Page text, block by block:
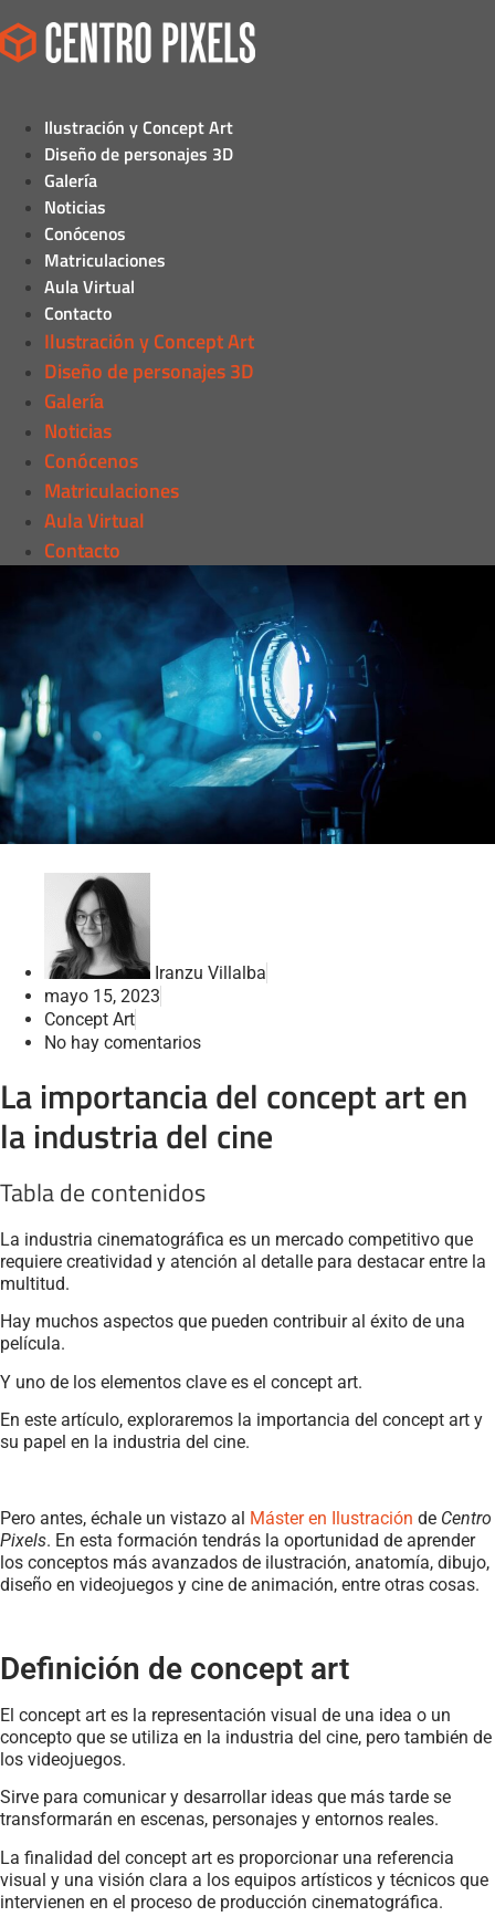
Ilustración y Concept Art
Diseño de personajes 3D
Galería
Noticias
Conócenos
Matriculaciones
Aula Virtual
Contacto
Ilustración y Concept Art
Diseño de personajes 3D
Galería
Noticias
Conócenos
Matriculaciones
Aula Virtual
Contacto
Iranzu Villalba
mayo 15, 2023
Concept Art
No hay comentarios
La importancia del concept art en
la industria del cine
Tabla de contenidos
La industria cinematográfica es un mercado competitivo que
requiere creatividad y atención al detalle para destacar entre la
multitud.
Hay muchos aspectos que pueden contribuir al éxito de una
película.
Y uno de los elementos clave es el concept art.
En este artículo, exploraremos la importancia del concept art y
su papel en la industria del cine.
Pero antes, échale un vistazo al Máster en Ilustración de Centro
Pixels. En esta formación tendrás la oportunidad de aprender
los conceptos más avanzados de ilustración, anatomía, dibujo,
diseño en videojuegos y cine de animación, entre otras cosas.
Definición de concept art
El concept art es la representación visual de una idea o un
concepto que se utiliza en la industria del cine, pero también de
los videojuegos.
Sirve para comunicar y desarrollar ideas que más tarde se
transformarán en escenas, personajes y entornos reales.
La finalidad del concept art es proporcionar una referencia
visual y una visión clara a los equipos artísticos y técnicos que
intervienen en el proceso de producción cinematográfica.